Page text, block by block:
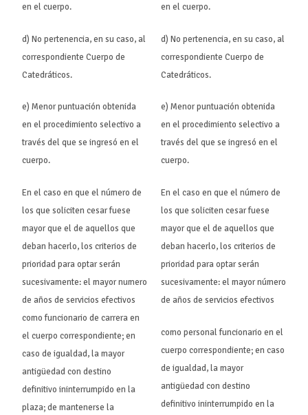
en el cuerpo.
d) No pertenencia, en su caso, al
correspondiente Cuerpo de
Catedráticos.
e) Menor puntuación obtenida
en el procedimiento selectivo a
través del que se ingresó en el
cuerpo.
En el caso en que el número de
los que soliciten cesar fuese
mayor que el de aquellos que
deban hacerlo, los criterios de
prioridad para optar serán
sucesivamente: el mayor numero
de años de servicios efectivos
como funcionario de carrera en
el cuerpo correspondiente; en
caso de igualdad, la mayor
antigüedad con destino
definitivo ininterrumpido en la
plaza; de mantenerse la
en el cuerpo.
d) No pertenencia, en su caso, al
correspondiente Cuerpo de
Catedráticos.
e) Menor puntuación obtenida
en el procedimiento selectivo a
través del que se ingresó en el
cuerpo.
En el caso en que el número de
los que soliciten cesar fuese
mayor que el de aquellos que
deban hacerlo, los criterios de
prioridad para optar serán
sucesivamente: el mayor número
de años de servicios efectivos
como personal funcionario en el
cuerpo correspondiente; en caso
de igualdad, la mayor
antigüedad con destino
definitivo ininterrumpido en la